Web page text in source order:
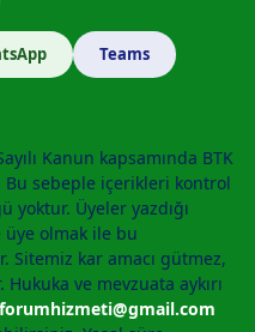
Teams
Kanun kapsamında BTK
Bu sebeple içerikleri kontrol
yoktur. Üyeler yazdığı
olmak ile bu
Sitemiz kar amacı gütmez,
ve mevzuata aykırı
forumhizmeti@gmail.com